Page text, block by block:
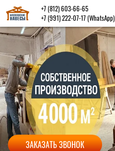
ЗАКАЗАТЬ ЗВОНОК
+7 (812) 603-66-65
+7 (991) 222-07-17 (WhatsApp)